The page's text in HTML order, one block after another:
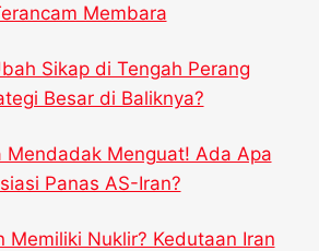
Membara
Sikap di Tengah Perang
Besar di Baliknya?
Mendadak Menguat! Ada Apa
Panas AS-Iran?
Memiliki Nuklir? Kedutaan Iran